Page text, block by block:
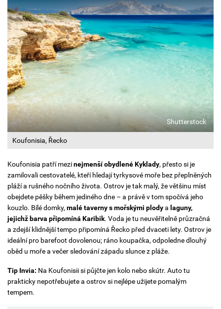
Koufonisia, Řecko
Shutterstock
Koufonisia patří mezinejmenší obydlené Kyklady, přesto si je
zamilovali cestovatelé, kteří hledají tyrkysové moře bez přeplněných
pláží a rušného nočního života. Ostrov je tak malý, že většinu míst
obejdete pěšky během jediného dne – a právě v tom spočívá jeho
kouzlo. Bílé domky, malé taverny s mořskými plodya laguny,
jejichž barva připomíná Karibik. Voda je tu neuvěřitelně průzračná
a zdejší klidnější tempo připomíná Řecko před dvaceti lety. Ostrov je
ideální pro barefoot dovolenou; ráno koupačka, odpoledne dlouhý
oběd u moře a večer sledování západu slunce z pláže.
Tip Invia: Na Koufonisii si půjčte jen kolo nebo skútr. Auto tu
prakticky nepotřebujete a ostrov si nejlépe užijete pomalým
tempem.